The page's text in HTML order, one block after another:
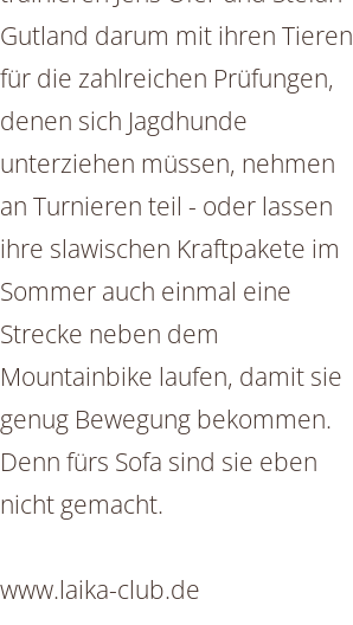
Gutland darum mit ihren Tieren
für die zahlreichen Prüfungen,
denen sich Jagdhunde
unterziehen müssen, nehmen
an Turnieren teil - oder lassen
ihre slawischen Kraftpakete im
Sommer auch einmal eine
Strecke neben dem
Mountainbike laufen, damit sie
genug Bewegung bekommen.
Denn fürs Sofa sind sie eben
nicht gemacht.
www.laika-club.de